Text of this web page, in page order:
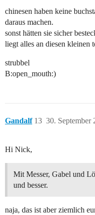
chinesen haben keine
daraus machen.
sonst hätten sie sicher
liegt alles an diesen kleinen
strubbel
B:open_mouth:)
Gandalf 30. September
13
Hi Nick,
Mit Messer, Gabel und
und besser.
naja, das ist aber ziemlich